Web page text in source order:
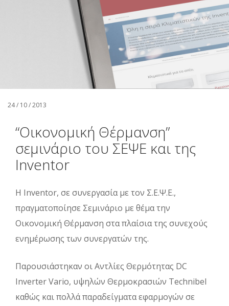
24 / 10 / 2013
“Οικονομική Θέρμανση”
σεμινάριο του ΣΕΨΕ και της
Inventor
Η Inventor, σε συνεργασία με τoν Σ.Ε.Ψ.Ε.,
πραγματοποίησε Σεμινάριο με θέμα την
Οικονομική Θέρμανση στα πλαίσια της συνεχούς
ενημέρωσης των συνεργατών της.
Παρουσιάστηκαν οι Αντλίες Θερμότητας DC
Inverter Vario, υψηλών Θερμοκρασιών Technibel
καθώς και πολλά παραδείγματα εφαρμογών σε